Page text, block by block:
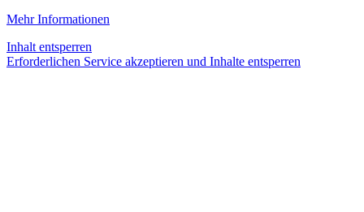
Mehr Informationen
Inhalt entsperren
Erforderlichen Service akzeptieren und Inhalte entsperren